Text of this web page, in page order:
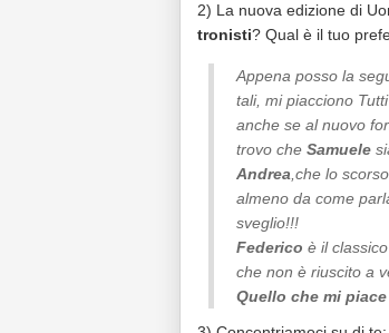
2) La nuova edizione di
tronisti? Qual è il tuo
Appena posso la
tali, mi piacciono
anche se al nuovo
trovo che Samuele
Andrea ,che lo
almeno da come
sveglio!!!
Federico è il
che non è riuscito a
Quello che mi